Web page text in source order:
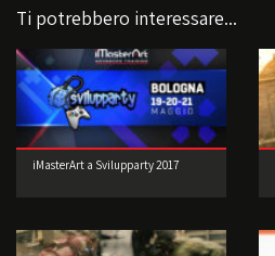
Ti potrebbero interessare...
iMasterArt a Svilupparty 2017